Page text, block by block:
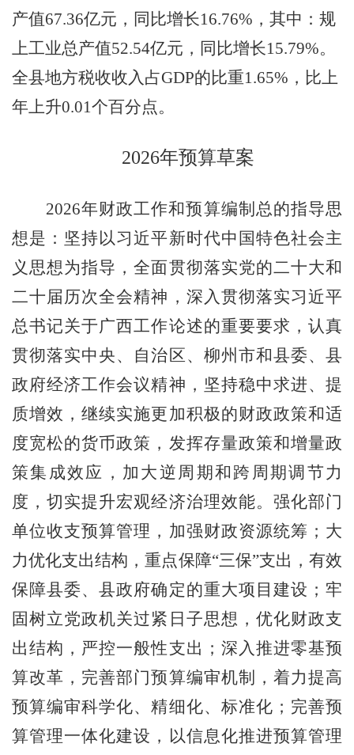
产值67.36亿元，同比增长16.76% ，其中：规
上工业总产值52.54亿元，同比增长15.79%。
全县地方税收收入占GDP的比重1.65% ，比上
年上升0.01个百分点。
2026年预算草案
2026年财政工作和预算编制总的指导思
想是：坚持以习近平新时代中国特色社会主
义思想为指导，全面贯彻落实党的二十大和
二十届历次全会精神 ， 深入贯彻落实习近平
总书记关于广西工作论述的重要要求，认真
贯彻落实中央、自治区、柳州市和县委、县
政府经济工作会议精神 ，坚持稳中求进、提
质增效，继续实施更加积极的财政政策和适
度宽松的货币政策，发挥存量政策和增量政
策集成效应，加大逆周期和跨周期调节力
度，切实提升宏观经济治理效能。 强化部门
单位收支预算管理，加强财政资源统筹；大
力优化支出结构，重点保障“三保”支出，有效
保障县委、县政府确定的重大项目建设；牢
固树立党政机关过紧日子思想， 优化财政支
出结构 ，严控一般性支出；深入推进零基预
算改革，完善部门预算编审机制，着力提高
预算编审科学化、精细化、标准化；完善预
算管理一体化建设，以信息化推进预算管理